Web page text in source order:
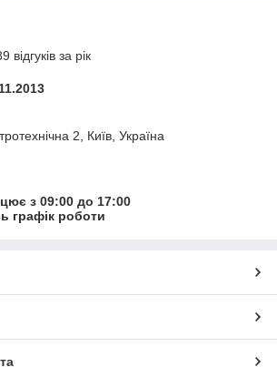
за рік
2, Київ, Україна
з 09:00 до 17:00
графік роботи